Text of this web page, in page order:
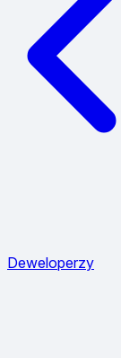
Deweloperzy